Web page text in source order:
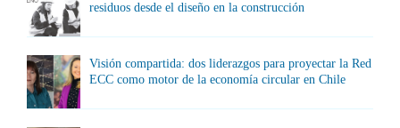
residuos desde el diseño en la construcción
Visión compartida: dos liderazgos para proyectar la Red
ECC como motor de la economía circular en Chile